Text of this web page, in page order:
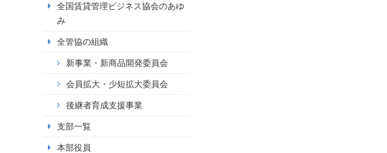
全国賃貸管理ビジネス協会のあゆ
み
全管協の組織
新事業・新商品開発委員会
会員拡大・少短拡大委員会
後継者育成支援事業
支部一覧
本部役員